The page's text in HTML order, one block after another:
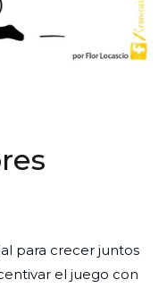
para crecer juntos
el juego con